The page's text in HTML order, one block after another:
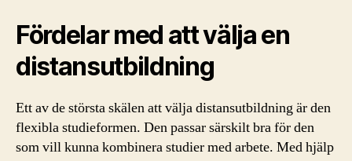
Fördelar med att välja en
distansutbildning
Ett av de största skälen att välja distansutbildning är den
flexibla studieformen. Den passar särskilt bra för den
som vill kunna kombinera studier med arbete. Med hjälp